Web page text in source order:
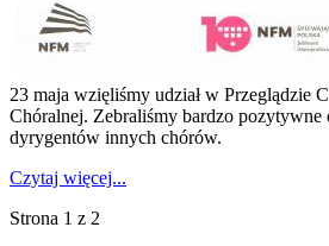
23 maja wzięliśmy udział w Przeglądzie
Chóralnej. Zebraliśmy bardzo
dyrygentów innych chórów.
Czytaj więcej...
Strona 1 z 2